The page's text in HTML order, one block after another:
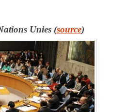
Unies (source)